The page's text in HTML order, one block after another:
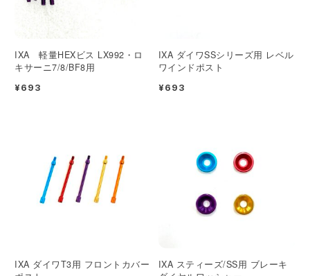
IXA 軽量HEXビス LX992・ロ
キサーニ7/8/BF8用
¥693
IXA ダイワSSシリーズ用 レベル
ワインドポスト
¥693
IXA ダイワT3用 フロントカバー
IXA スティーズ/SS用 ブレーキ